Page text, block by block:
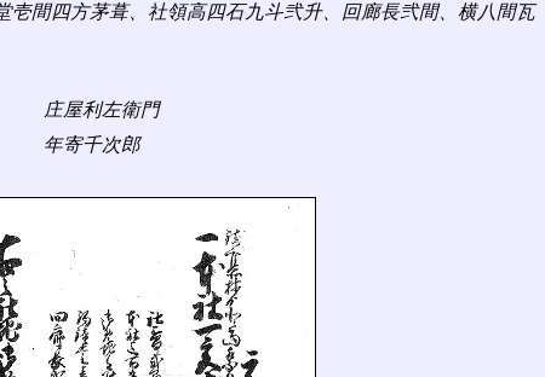
壱間四方茅葺、社領高四石九斗弐升、回廊長弐間、横八間瓦
庄屋利左衛門
年寄千次郎